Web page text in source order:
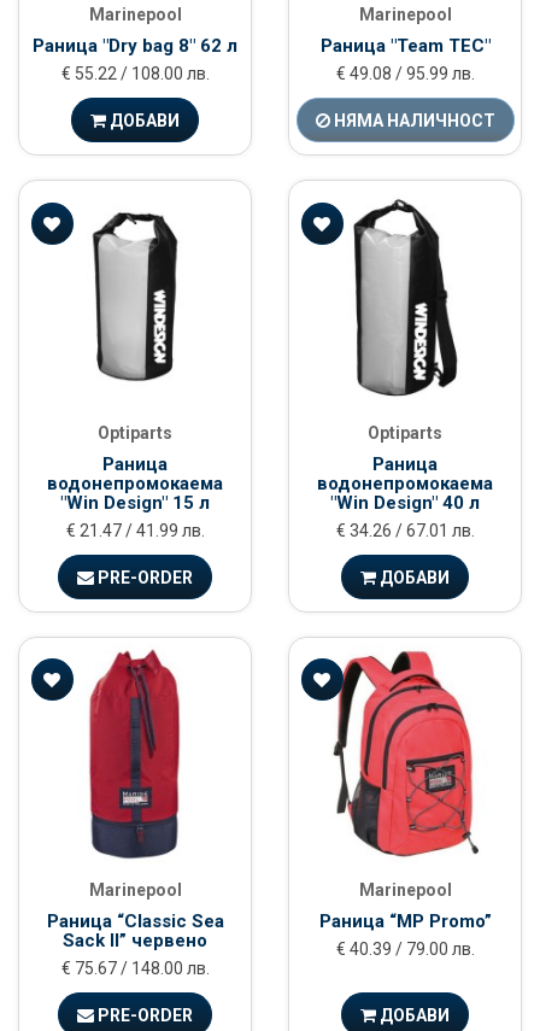
Marinepool
Раница "Dry bag 8" 62 л
€ 55.22 / 108.00 лв.
ДОБАВИ
Marinepool
Раница "Team TEC"
€ 49.08 / 95.99 лв.
НЯМА НАЛИЧНОСТ
Optiparts
Раница
водонепромокаема
"Win Design" 15 л
€ 21.47 / 41.99 лв.
PRE-ORDER
Optiparts
Раница
водонепромокаема
"Win Design" 40 л
€ 34.26 / 67.01 лв.
ДОБАВИ
Marinepool
Раница “Classic Sea
Sack II” червено
€ 75.67 / 148.00 лв.
PRE-ORDER
Marinepool
Раница “MP Promo”
€ 40.39 / 79.00 лв.
ДОБАВИ